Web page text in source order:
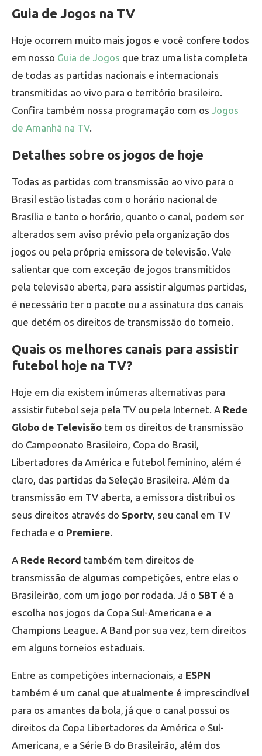
Guia de Jogos na TV
Hoje ocorrem muito mais jogos e você confere todos
em nosso Guia de Jogos que traz uma lista completa
de todas as partidas nacionais e internacionais
transmitidas ao vivo para o território brasileiro.
Confira também nossa programação com os Jogos
de Amanhã na TV.
Detalhes sobre os jogos de hoje
Todas as partidas com transmissão ao vivo para o
Brasil estão listadas com o horário nacional de
Brasília e tanto o horário, quanto o canal, podem ser
alterados sem aviso prévio pela organização dos
jogos ou pela própria emissora de televisão. Vale
salientar que com exceção de jogos transmitidos
pela televisão aberta, para assistir algumas partidas,
é necessário ter o pacote ou a assinatura dos canais
que detém os direitos de transmissão do torneio.
Quais os melhores canais para assistir
futebol hoje na TV?
Hoje em dia existem inúmeras alternativas para
assistir futebol seja pela TV ou pela Internet. A Rede
Globo de Televisão tem os direitos de transmissão
do Campeonato Brasileiro, Copa do Brasil,
Libertadores da América e futebol feminino, além é
claro, das partidas da Seleção Brasileira. Além da
transmissão em TV aberta, a emissora distribui os
seus direitos através do Sportv , seu canal em TV
fechada e o Premiere
A Rede Record também tem direitos de
transmissão de algumas competições, entre elas o
Brasileirão, com um jogo por rodada. Já o SBT é a
escolha nos jogos da Copa Sul-Americana e a
Champions League. A Band por sua vez, tem direitos
em alguns torneios estaduais.
Entre as competições internacionais, a ESPN
também é um canal que atualmente é imprescindível
para os amantes da bola, já que o canal possui os
direitos da Copa Libertadores da América e Sul-
Americana, e a Série B do Brasileirão, além dos